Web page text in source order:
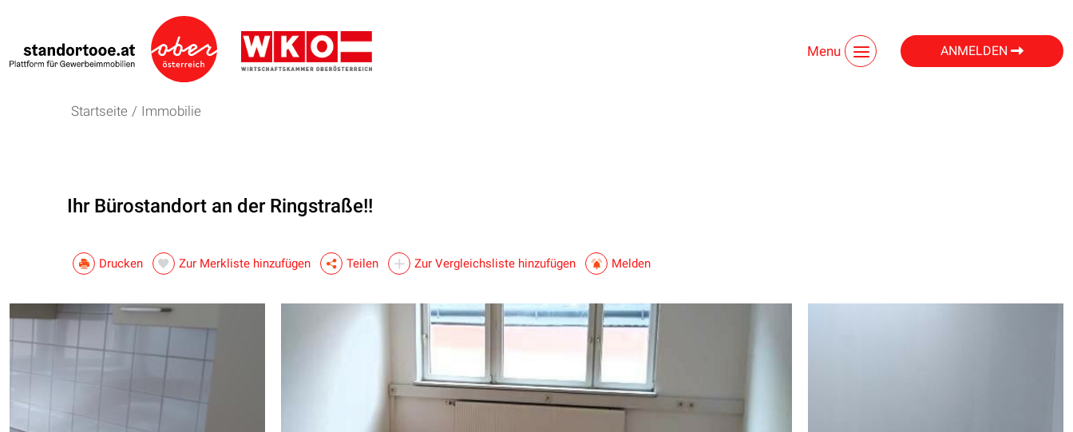
Menu ANMELDEN
Startseite / Immobilie
Ihr Bürostandort an der Ringstraße!!
Drucken Zur Merkliste hinzufügen Teilen Zur Vergleichsliste hinzufügen Melden